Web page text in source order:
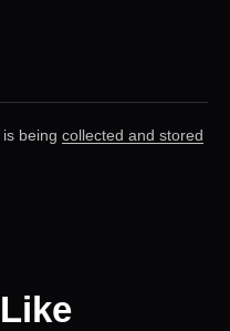
is beingcollected and stored